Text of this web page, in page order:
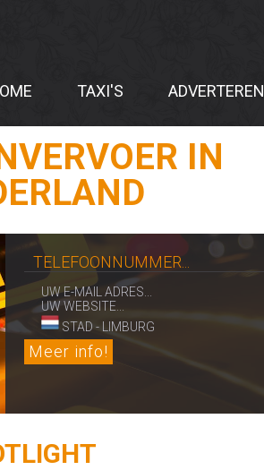
TAXI'S ADVERTEREN
IN
TELEFOONNUMMER...
UW E-MAIL ADRES...
UW WEBSITE...
STAD - LIMBURG
Meer info!